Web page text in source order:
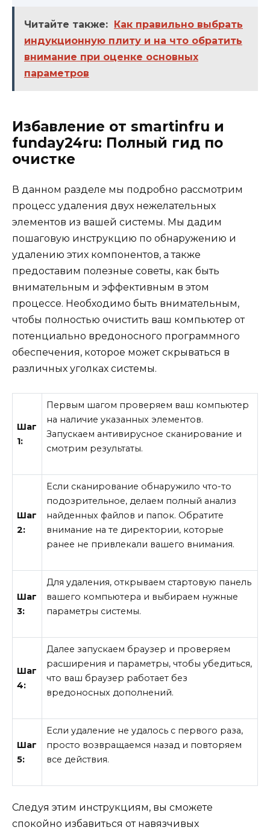
Читайте также: Как правильно выбрать
индукционную плиту и на что обратить
внимание при оценке основных
параметров
Избавление от smartinfru и
funday24ru: Полный гид по
очистке
В данном разделе мы подробно рассмотрим
процесс удаления двух нежелательных
элементов из вашей системы. Мы дадим
пошаговую инструкцию по обнаружению и
удалению этих компонентов, а также
предоставим полезные советы, как быть
внимательным и эффективным в этом
процессе. Необходимо быть внимательным,
чтобы полностью очистить ваш компьютер от
потенциально вредоносного программного
обеспечения, которое может скрываться в
различных уголках системы.
Шаг
1:
Первым шагом проверяем ваш компьютер
на наличие указанных элементов.
Запускаем антивирусное сканирование и
смотрим результаты.
Шаг
2:
Если сканирование обнаружило что-то
подозрительное, делаем полный анализ
найденных файлов и папок. Обратите
внимание на те директории, которые
ранее не привлекали вашего внимания.
Шаг
3:
Для удаления, открываем стартовую панель
вашего компьютера и выбираем нужные
параметры системы.
Шаг
4:
Далее запускаем браузер и проверяем
расширения и параметры, чтобы убедиться,
что ваш браузер работает без
вредоносных дополнений.
Шаг
5:
Если удаление не удалось с первого раза,
просто возвращаемся назад и повторяем
все действия.
Следуя этим инструкциям, вы сможете
спокойно избавиться от навязчивых